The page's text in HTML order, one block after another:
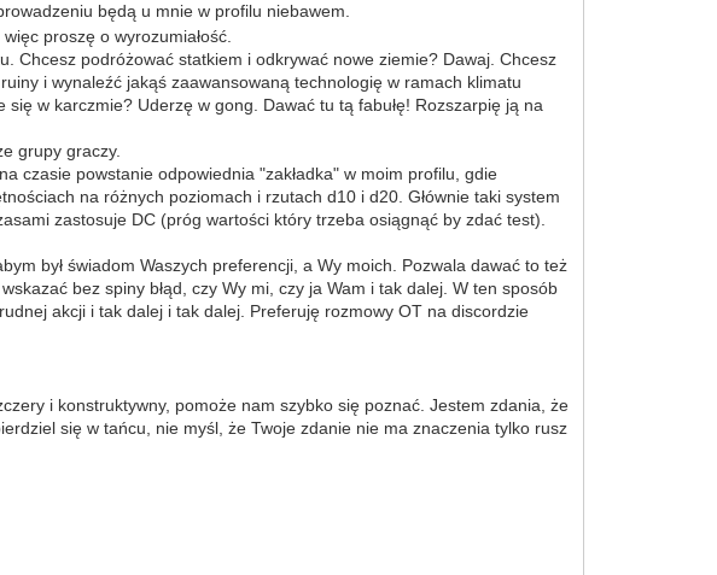
będą u mnie w profilu niebawem.
proszę o wyrozumiałość.
Chcesz podróżować statkiem i odkrywać nowe ziemie? Dawaj. Chcesz
i wynaleźć jakąś zaawansowaną technologię w ramach klimatu
w karczmie? Uderzę w gong. Dawać tu tą fabułę! Rozszarpię ją na
grupy graczy.
czasie powstanie odpowiednia "zakładka" w moim profilu, gdie
na różnych poziomach i rzutach d10 i d20. Głównie taki system
zastosuje DC (próg wartości który trzeba osiągnąć by zdać test).
był świadom Waszych preferencji, a Wy moich. Pozwala dawać to też
bez spiny błąd, czy Wy mi, czy ja Wam i tak dalej. W ten sposób
akcji i tak dalej i tak dalej. Preferuję rozmowy OT na discordzie
i konstruktywny, pomoże nam szybko się poznać. Jestem zdania, że
się w tańcu, nie myśl, że Twoje zdanie nie ma znaczenia tylko rusz